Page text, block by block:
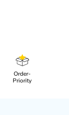
Order-
Priority